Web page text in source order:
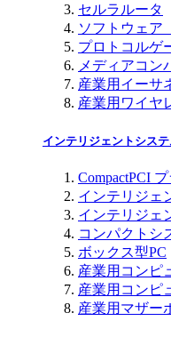
セルラルータ
ソフトウェア
プロトコルゲ
メディアコン
産業用イーサ
産業用ワイヤ
インテリジェントシステ
CompactPCI
インテリジェ
インテリジェ
コンパクトシ
ボックス型PC
産業用コンピ
産業用コンピ
産業用マザー